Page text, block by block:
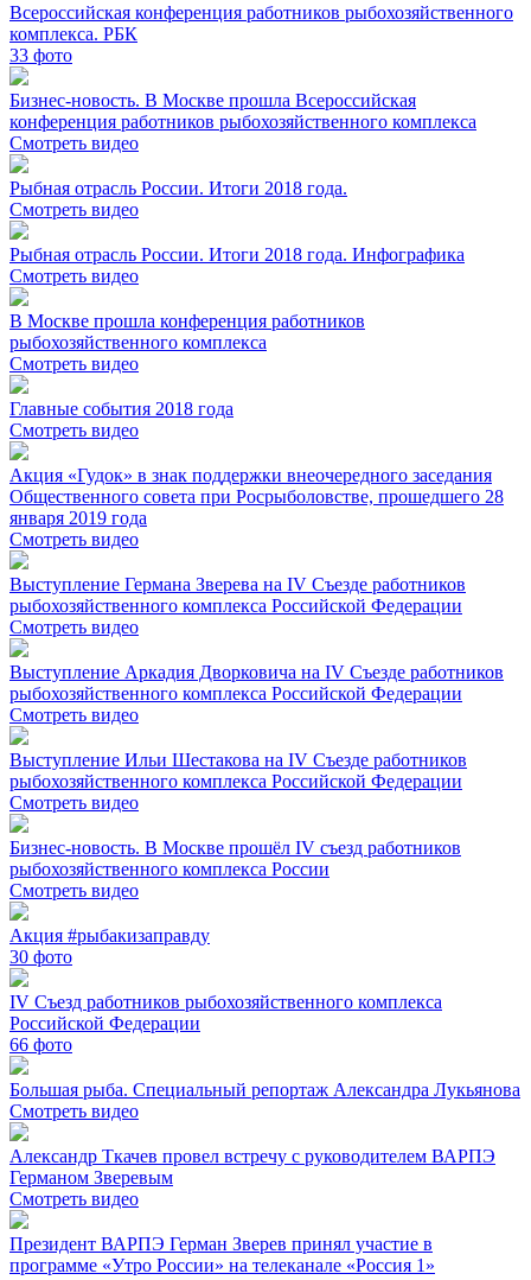
Всероссийская конференция работников рыбохозяйственного
комплекса. РБК
33 фото
Бизнес-новость. В Москве прошла Всероссийская
конференция работников рыбохозяйственного комплекса
Смотреть видео
Рыбная отрасль России. Итоги 2018 года.
Смотреть видео
Рыбная отрасль России. Итоги 2018 года. Инфографика
Смотреть видео
В Москве прошла конференция работников
рыбохозяйственного комплекса
Смотреть видео
Главные события 2018 года
Смотреть видео
Акция «Гудок» в знак поддержки внеочередного заседания
Общественного совета при Росрыболовстве, прошедшего 28
января 2019 года
Смотреть видео
Выступление Германа Зверева на IV Съезде работников
рыбохозяйственного комплекса Российской Федерации
Смотреть видео
Выступление Аркадия Дворковича на IV Съезде работников
рыбохозяйственного комплекса Российской Федерации
Смотреть видео
Выступление Ильи Шестакова на IV Съезде работников
рыбохозяйственного комплекса Российской Федерации
Смотреть видео
Бизнес-новость. В Москве прошёл IV съезд работников
рыбохозяйственного комплекса России
Смотреть видео
Акция #рыбакизаправду
30 фото
IV Съезд работников рыбохозяйственного комплекса
Российской Федерации
66 фото
Большая рыба. Специальный репортаж Александра Лукьянова
Смотреть видео
Александр Ткачев провел встречу с руководителем ВАРПЭ
Германом Зверевым
Смотреть видео
Президент ВАРПЭ Герман Зверев принял участие в
программе «Утро России» на телеканале «Россия 1»